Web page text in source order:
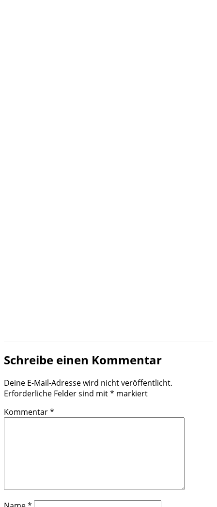
Schreibe einen Kommentar
Deine E-Mail-Adresse wird nicht veröffentlicht.
Erforderliche Felder sind mit* markiert
Kommentar*